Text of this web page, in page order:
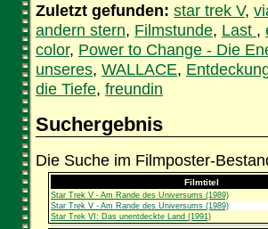
Zuletzt gefunden: star trek V,
andern stern, Filmstunde, Last ,
color, Power to Change - Die
unseres, WALLACE,
die Tiefe, freundin
Suchergebnis
Die Suche im Filmposter-
Filmtitel
Star Trek V - Am Rande des Universums (1989)
Star Trek V - Am Rande des Universums (1989)
Star Trek VI: Das unentdeckte Land (1991)